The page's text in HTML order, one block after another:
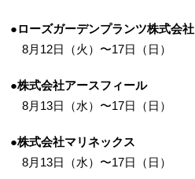
●ローズガーデンプランツ株式会社
8月12日（火）〜17日（日）
●株式会社アースフィール
8月13日（水）〜17日（日）
●株式会社マリネックス
8月13日（水）〜17日（日）